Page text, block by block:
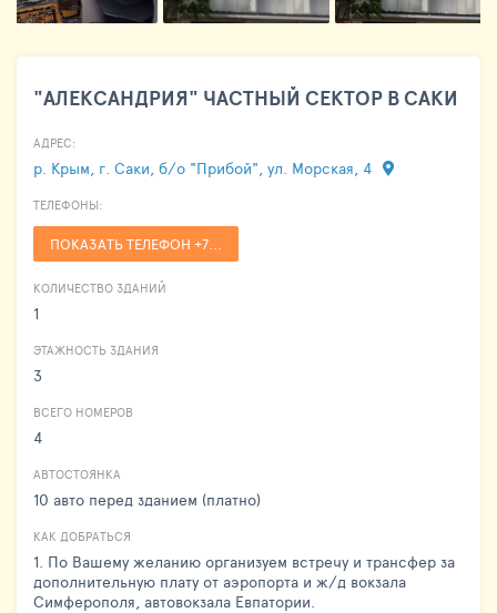
"АЛЕКСАНДРИЯ" ЧАСТНЫЙ СЕКТОР В САКИ
АДРЕС:
р. Крым, г. Саки, б/о "Прибой", ул. Морская, 4
ТЕЛЕФОНЫ:
ПОКАЗАТЬ ТЕЛЕФОН +7...
КОЛИЧЕСТВО ЗДАНИЙ
1
ЭТАЖНОСТЬ ЗДАНИЯ
3
ВСЕГО НОМЕРОВ
4
АВТОСТОЯНКА
10 авто перед зданием (платно)
КАК ДОБРАТЬСЯ
1. По Вашему желанию организуем встречу и трансфер за
дополнительную плату от аэропорта и ж/д вокзала
Симферополя, автовокзала Евпатории.